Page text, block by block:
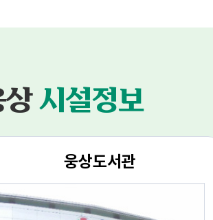
~ 14:30 천연염색 체험14:30 ~ 15:30 단주만들기
체험15:30 ~ 16:30 스님과의 대화 및 회향, 설문조사
통, 참가자 컨디션에 따른 필요한 약(멀미약, 안약
등)▶ 문의사항 : 양산시
2574캠프신청 링크 ☞
상시설정보
웅상도서관